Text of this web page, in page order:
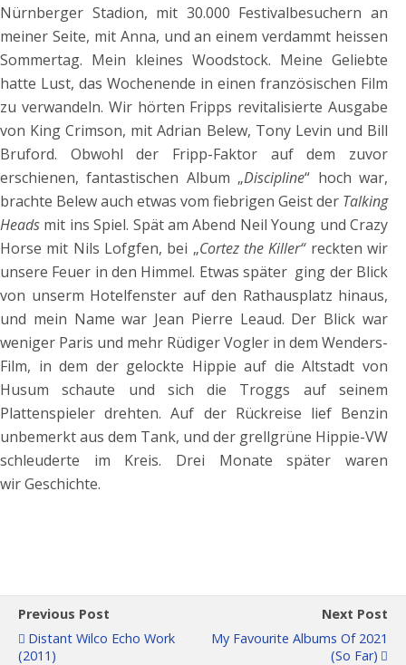
Nürnberger Stadion, mit 30.000 Festivalbesuchern an
meiner Seite, mit Anna, und an einem verdammt heissen
Sommertag. Mein kleines Woodstock. Meine Geliebte
hatte Lust, das Wochenende in einen französischen Film
zu verwandeln. Wir hörten Fripps revitalisierte Ausgabe
von King Crimson, mit Adrian Belew, Tony Levin und Bill
Bruford. Obwohl der Fripp-Faktor auf dem zuvor
erschienen, fantastischen Album „Discipline“ hoch war,
brachte Belew auch etwas vom fiebrigen Geist der Talking
Heads mit ins Spiel. Spät am Abend Neil Young und Crazy
Horse mit Nils Lofgfen, bei „Cortez the Killer“ reckten wir
unsere Feuer in den Himmel. Etwas später ging der Blick
von unserm Hotelfenster auf den Rathausplatz hinaus,
und mein Name war Jean Pierre Leaud. Der Blick war
weniger Paris und mehr Rüdiger Vogler in dem Wenders-
Film, in dem der gelockte Hippie auf die Altstadt von
Husum schaute und sich die Troggs auf seinem
Plattenspieler drehten. Auf der Rückreise lief Benzin
unbemerkt aus dem Tank, und der grellgrüne Hippie-VW
schleuderte im Kreis. Drei Monate später waren
wir Geschichte.
Previous Post
Distant Wilco Echo Work
(2011)
Next Post
My Favourite Albums Of 2021
(so Far)